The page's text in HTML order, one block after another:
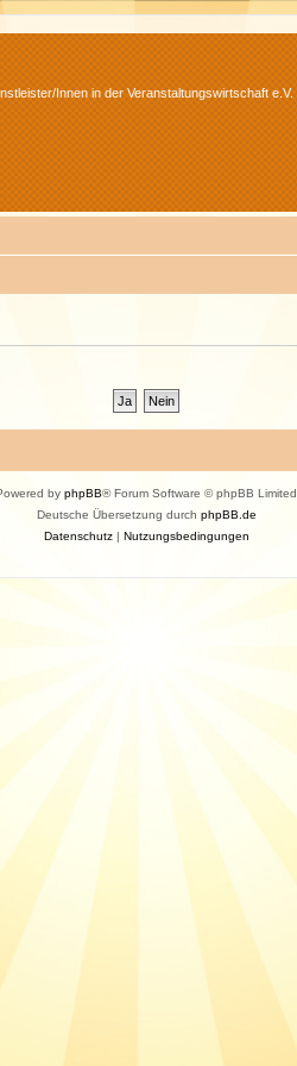
Innen in der Veranstaltungswirtschaft e.V.
by phpBB® Forum Software © phpBB Limited
Deutsche Übersetzung durch phpBB.de
Datenschutz| Nutzungsbedingungen